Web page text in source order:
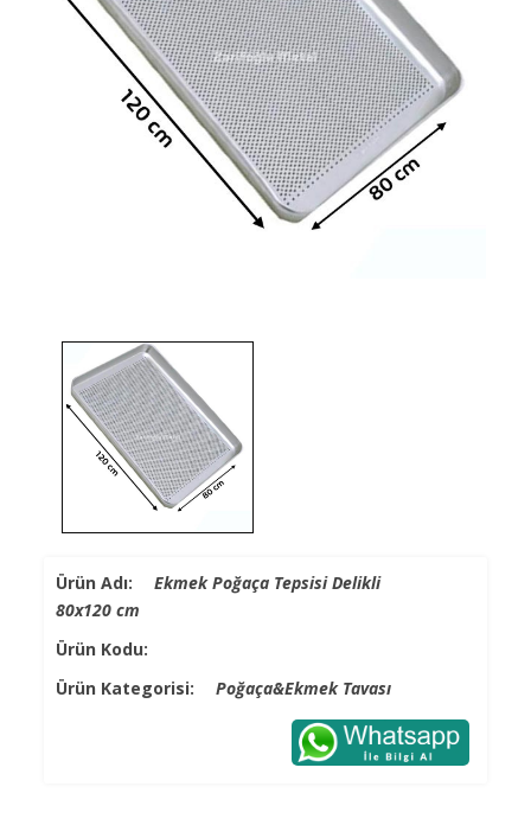
Ürün Adı:Ekmek Poğaça Tepsisi Delikli
80x120 cm
Ürün Kodu:
Ürün Kategorisi:Poğaça&Ekmek Tavası